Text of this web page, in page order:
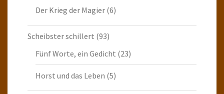
Der Krieg der Magier (6)
Scheibster schillert (93)
Fünf Worte, ein Gedicht (23)
Horst und das Leben (5)